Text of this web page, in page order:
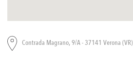
Contrada Magrano, 9/A - 37141 Verona (VR)